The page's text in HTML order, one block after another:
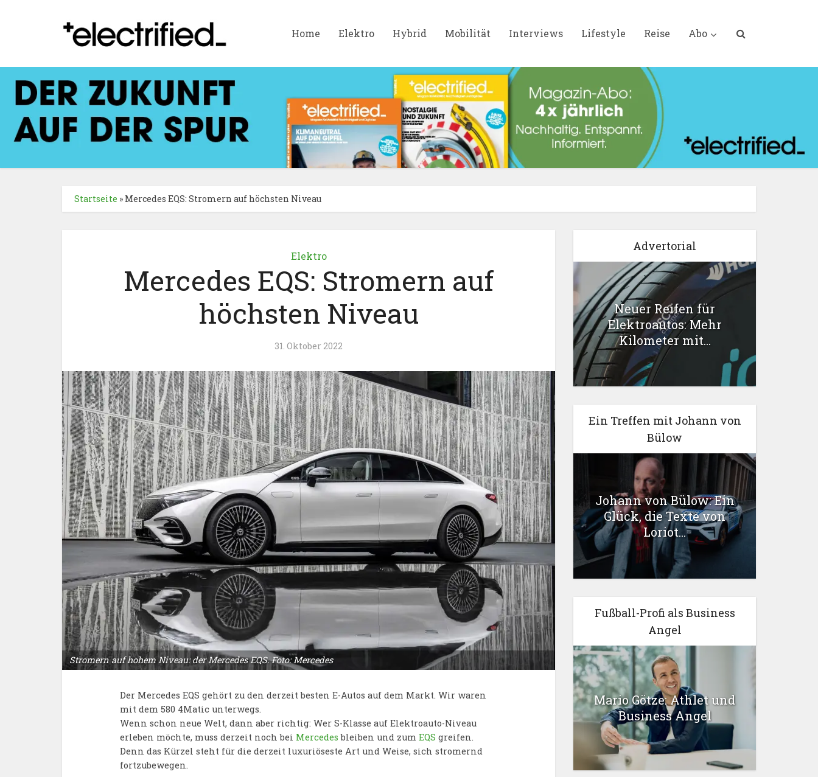
Home Elektro Hybrid Mobilität Interviews Lifestyle Reise Abo
Startseite » Mercedes EQS: Stromern auf höchsten Niveau
Elektro
Mercedes EQS: Stromern auf
höchsten Niveau
31. Oktober 2022
Stromern auf hohem Niveau: der Mercedes EQS. Foto: Mercedes
Der Mercedes EQS gehört zu den derzeit besten E-Autos auf dem Markt. Wir waren
mit dem 580 4Matic unterwegs.
Wenn schon neue Welt, dann aber richtig: Wer S-Klasse auf Elektroauto-Niveau
erleben möchte, muss derzeit noch bei Mercedes bleiben und zum EQS greifen.
Denn das Kürzel steht für die derzeit luxuriöseste Art und Weise, sich stromernd
fortzubewegen.
Advertorial
Neuer Reifen für
Elektroautos: Mehr
Kilometer mit...
Ein Treffen mit Johann von
Bülow
Johann von Bülow: Ein
Glück, die Texte von
Loriot...
Fußball-Profi als Business
Angel
Mario Götze: Athlet und
Business Angel